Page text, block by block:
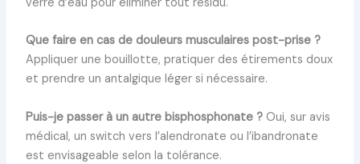
Que faire en cas de douleurs musculaires post-prise ?
Appliquer une bouillotte, pratiquer des étirements doux
et prendre un antalgique léger si nécessaire.
Puis-je passer à un autre bisphosphonate ?Oui, sur avis
médical, un switch vers l’alendronate ou l’ibandronate
est envisageable selon la tolérance.